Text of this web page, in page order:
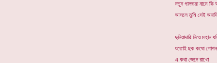
নতুন গালভরা নামে কি
আসলে তুমি সেই
দুনিয়াদারি নিয়ে মহান
যতোই ছক কষো গোপন
এ কথা জেনে রাখো